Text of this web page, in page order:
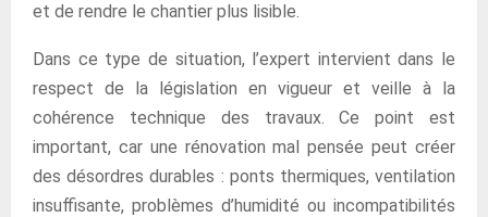
et de rendre le chantier plus lisible.
Dans ce type de situation, l’expert intervient dans le
respect de la législation en vigueur et veille à la
cohérence technique des travaux. Ce point est
important, car une rénovation mal pensée peut créer
des désordres durables : ponts thermiques, ventilation
insuffisante, problèmes d’humidité ou incompatibilités